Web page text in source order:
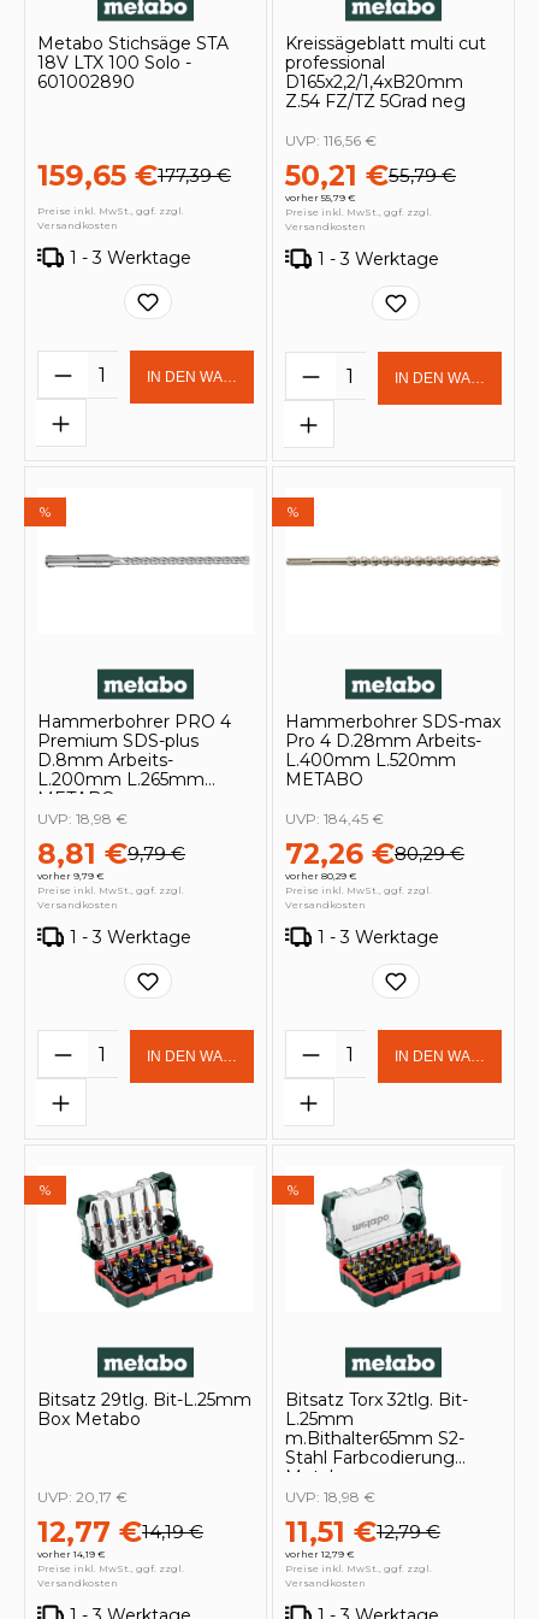
Metabo Stichsäge STA
18V LTX 100 Solo -
601002890
159,65 €177,39 €
Preise inkl. MwSt., ggf. zzgl.
Versandkosten
1 - 3 Werktage
Produkt Anzahl: Gib den
IN DEN WARENKORB
Kreissägeblatt multi cut
professional
D165x2,2/1,4xB20mm
Z.54 FZ/TZ 5Grad neg
50,21 €55,79 €
vorher 55,79 €
UVP: 116,56 €
Preise inkl. MwSt., ggf. zzgl.
Versandkosten
1 - 3 Werktage
Produkt Anzahl:
IN DEN
%
Hammerbohrer PRO 4
Premium SDS-plus
D.8mm Arbeits-
L.200mm L.265mm
METABO
8,81 €9,79 €
vorher 9,79 €
UVP: 18,98 €
Preise inkl. MwSt., ggf. zzgl.
Versandkosten
1 - 3 Werktage
Produkt Anzahl: Gib den
IN DEN WARENKORB
%
Hammerbohrer SDS-max
Pro 4 D.28mm Arbeits-
L.400mm L.520mm
METABO
72,26 €80,29 €
vorher 80,29 €
UVP: 184,45 €
Preise inkl. MwSt., ggf. zzgl.
Versandkosten
1 - 3 Werktage
Produkt Anzahl:
IN DEN
%
Bitsatz 29tlg. Bit-L.25mm
Box Metabo
12,77 €14,19 €
vorher 14,19 €
UVP: 20,17 €
Preise inkl. MwSt., ggf. zzgl.
Versandkosten
%
Bitsatz Torx 32tlg. Bit-
L.25mm
m.Bithalter65mm S2-
Stahl Farbcodierung
Metabo
11,51 €12,79 €
vorher 12,79 €
UVP: 18,98 €
Preise inkl. MwSt., ggf. zzgl.
Versandkosten